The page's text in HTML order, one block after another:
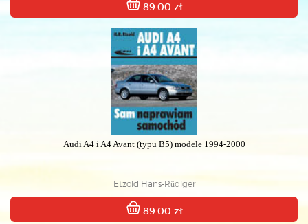
89.00 zł
Audi A4 i A4 Avant (typu B5) modele 1994-2000
Etzold Hans-Rüdiger
89.00 zł